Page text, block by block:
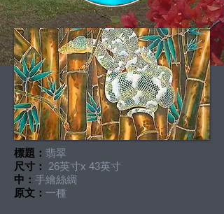
標題： 翡翠
尺寸：
26英寸x 43英寸
中： 手繪絲綢
原文： 一種